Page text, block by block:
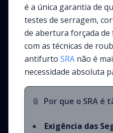
é a única garantia de
testes de serragem,
de abertura forçada de
com as técnicas de
antifurto SRA não é
necessidade absoluta
🔒 Por que o SRA é
Exigência das